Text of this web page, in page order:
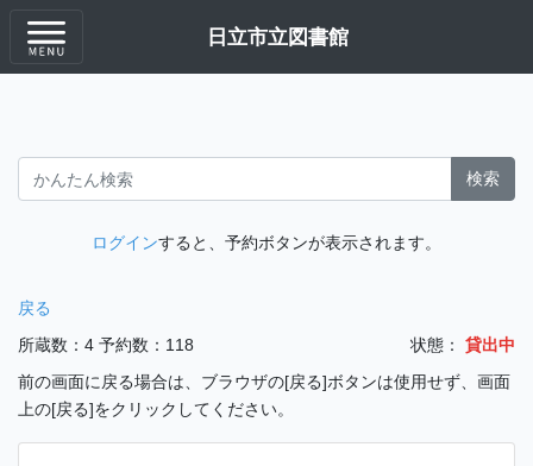
日立市立図書館
検索
ログインすると、予約ボタンが表示されます。
戻る
所蔵数：4 予約数：118 状態：
貸出中
前の画面に戻る場合は、ブラウザの[戻る]ボタンは使用せず、画面
上の[戻る]をクリックしてください。